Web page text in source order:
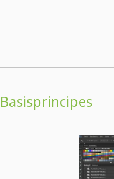
Basisprincipes